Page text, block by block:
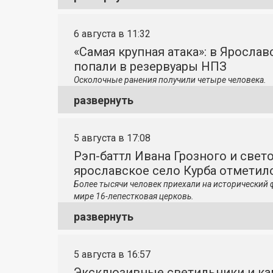
6 августа в 11:32
«Самая крупная атака»: в
попали в резервуары НПЗ
Осколочные ранения получили четыре человека.
развернуть
5 августа в 17:08
Рэп-баттл Ивана Грозного и
ярославское село Курба
Более тысячи человек приехали на
мире 16-лепестковая церковь.
развернуть
5 августа в 16:57